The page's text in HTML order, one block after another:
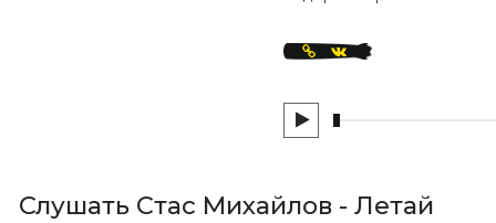
Слушать Стас Михайлов - Летай